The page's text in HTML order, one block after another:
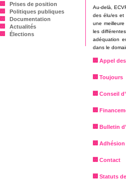
Prises de position
Politiques publiques
Documentation
Actualités
Élections
Au-delà,
des élu/es et
une
les
adéquation
dans le
Appel
Conseil
Bulletin
Contact
Statuts